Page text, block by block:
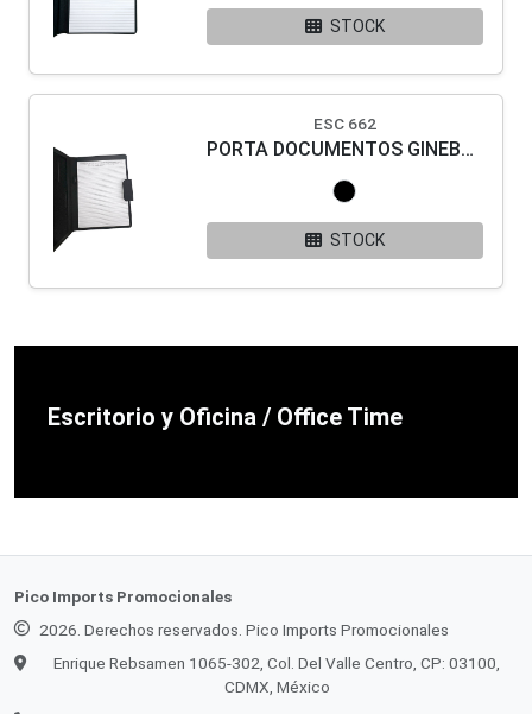
STOCK
ESC 662
PORTA DOCUMENTOS GINEBRA
STOCK
Escritorio y Oficina / Office Time
Pico Imports Promocionales
2026. Derechos reservados. Pico Imports Promocionales
Enrique Rebsamen 1065-302, Col. Del Valle Centro, CP: 03100,
CDMX, México